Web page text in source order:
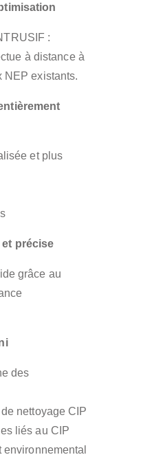
:
à distance à
NEP existants.
et plus
précise
grâce au
des
nettoyage CIP
liés au CIP
environnemental